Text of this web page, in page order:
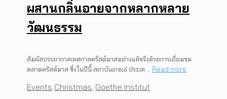
ผสานกลิ่นอายจากหลากหลาย
วัฒนธรรม
สัมผัสบรรยากาศเทศกาลคริสต์มาสอย่างแท้จริงด้วยการเยี่ยมชม
ตลาดคริสต์มาส ซึ่งในปีนี้ สถาบันเกอเธ่ ประเท … Read more
Categories
Events Tags
Christmas Goethe Institut